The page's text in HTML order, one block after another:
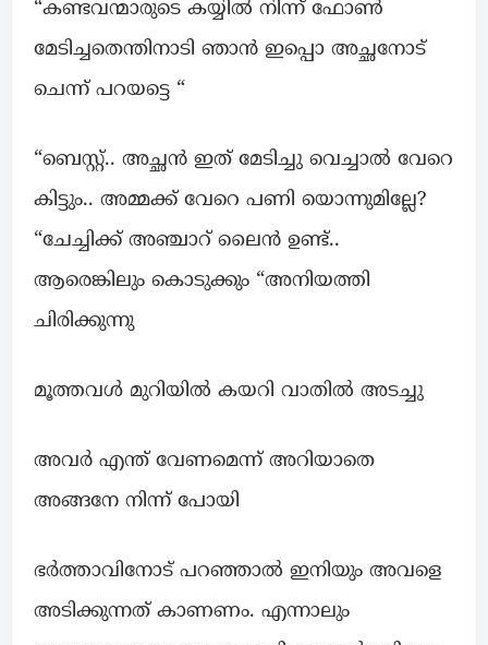
“കണ്ടവന്മാരുടെ കയ്യിൽ നിന്ന് ഫോൺ
മേടിച്ചതെന്തിനാടി ഞാൻ ഇപ്പൊ അച്ഛനോട്
ചെന്ന് പറയട്ടെ “
“ബെസ്റ്റ്.. അച്ഛൻ ഇത് മേടിച്ചു വെച്ചാൽ വേറെ
കിട്ടും.. അമ്മക്ക് വേറെ പണി യൊന്നുമില്ലേ?
“ചേച്ചിക്ക് അഞ്ചാറ് ലൈൻ ഉണ്ട്..
ആരെങ്കിലും കൊടുക്കും “അനിയത്തി
ചിരിക്കുന്നു
മൂത്തവൾ മുറിയിൽ കയറി വാതിൽ അടച്ചു
അവർ എന്ത് വേണമെന്ന് അറിയാതെ
അങ്ങനേ നിന്ന് പോയി
ഭർത്താവിനോട് പറഞ്ഞാൽ ഇനിയും അവളെ
അടിക്കുന്നത് കാണണം. എന്നാലും